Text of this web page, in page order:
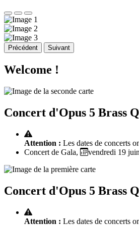
Précédent Suivant
Welcome !
Concert d'Opus 5 Brass
Attention : Les dates de concerts
Concert de Gala,
vendredi 19
Concert d'Opus 5 Brass
Attention : Les dates de concerts